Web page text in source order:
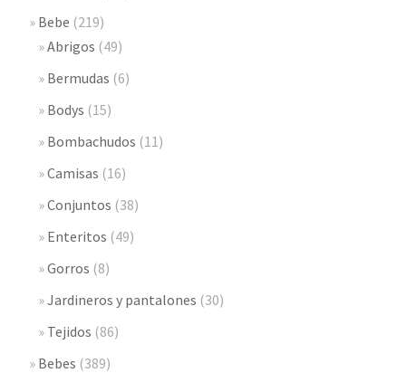
Bebe (219)
Abrigos (49)
Bermudas (6)
Bodys (15)
Bombachudos (11)
Camisas (16)
Conjuntos (38)
Enteritos (49)
Gorros (8)
Jardineros y pantalones (30)
Tejidos (86)
Bebes (389)